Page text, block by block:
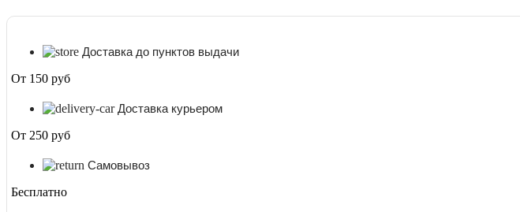
Доставка до пунктов выдачи
От 150 руб
Доставка курьером
От 250 руб
Самовывоз
Бесплатно